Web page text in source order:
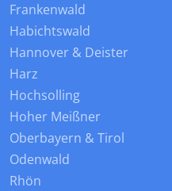
Frankenwald
Habichtswald
Hannover & Deister
Harz
Hochsolling
Hoher Meißner
Oberbayern & Tirol
Odenwald
Rhön